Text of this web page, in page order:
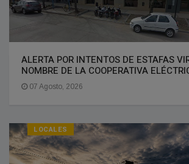
ALERTA POR INTENTOS DE ESTAFAS
NOMBRE DE LA COOPERATIVA
07 Agosto, 2026
LOCALES